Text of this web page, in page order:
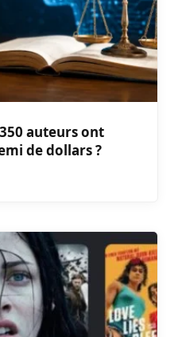
auteurs ont
de dollars ?